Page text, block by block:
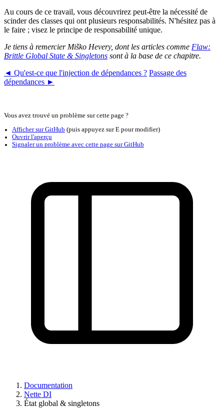
Au cours de ce travail, vous découvrirez peut-être la nécessité de
scinder des classes qui ont plusieurs responsabilités. N'hésitez pas à
le faire ; visez le principe de responsabilité unique.
Je tiens à remercier Miško Hevery, dont les articles comme Flaw:
Brittle Global State & Singletons sont à la base de ce chapitre.
◄ Qu'est-ce que l'injection de dépendances ? Passage des
dépendances ►
Documentation
Nette DI
État global & singletons